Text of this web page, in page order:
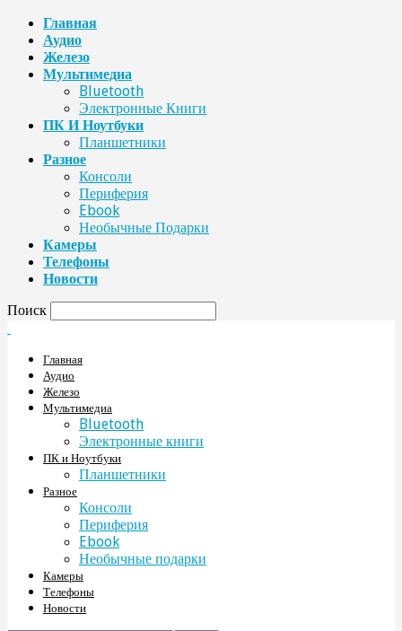
Главная
Аудио
Железо
Мультимедиа
Bluetooth
Электронные Книги
ПК И Ноутбуки
Планшетники
Разное
Консоли
Периферия
Ebook
Необычные Подарки
Камеры
Телефоны
Новости
Поиск
Главная
Аудио
Железо
Мультимедиа
Bluetooth
Электронные книги
ПК и Ноутбуки
Планшетники
Разное
Консоли
Периферия
Ebook
Необычные подарки
Камеры
Телефоны
Новости